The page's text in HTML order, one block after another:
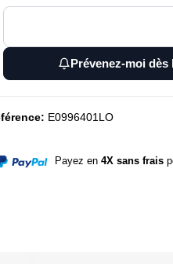
Prévenez-moi
E0996401LO
Payez en4X sans frais